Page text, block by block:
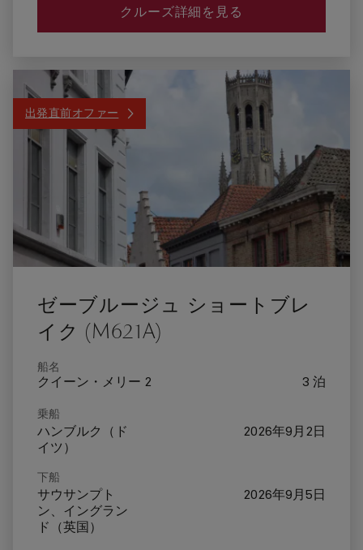
クルーズ詳細を見る
出発直前オファー
ゼーブルージュ ショートブレ
イク (M621A)
船名
クイーン・メリー 2 3 泊
乗船
ハンブルク（ド
イツ）
2026年9月2日
下船
サウサンプト
ン、イングラン
ド（英国）
2026年9月5日